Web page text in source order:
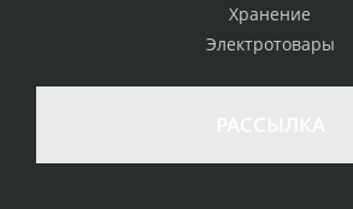
Хранение
Электротовары